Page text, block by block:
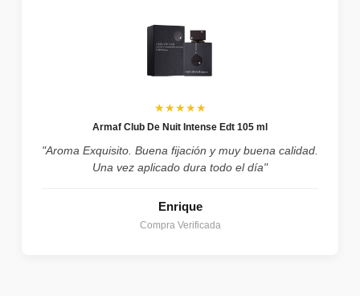
★★★★★
Armaf Club De Nuit Intense Edt 105 ml
"Aroma Exquisito. Buena fijación y muy buena calidad.
Una vez aplicado dura todo el día"
Enrique
Compra Verificada